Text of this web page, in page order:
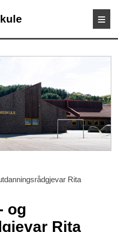
Rita
og
Rita